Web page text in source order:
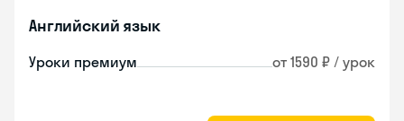
Английский язык
Уроки премиум от 1590 ₽ / урок